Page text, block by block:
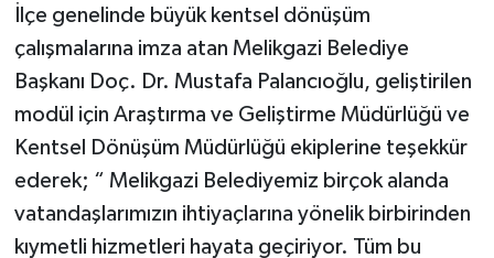
İlçe genelinde büyük kentsel dönüşüm
çalışmalarına imza atan Melikgazi Belediye
Başkanı Doç. Dr. Mustafa Palancıoğlu, geliştirilen
modül için Araştırma ve Geliştirme Müdürlüğü ve
Kentsel Dönüşüm Müdürlüğü ekiplerine teşekkür
ederek; “ Melikgazi Belediyemiz birçok alanda
vatandaşlarımızın ihtiyaçlarına yönelik birbirinden
kıymetli hizmetleri hayata geçiriyor. Tüm bu